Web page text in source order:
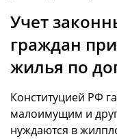
Учет
граждан
жилья по
Конституцией РФ
малоимущим и
нуждаются в